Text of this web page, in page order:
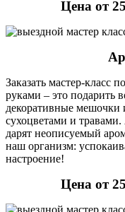
Цена от
Заказать мастер-класс
руками – это подарить
декоративные
сухоцветами и
дарят неописуемый
наш организм:
настроение!
Цена от